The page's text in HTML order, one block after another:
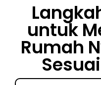
untuk
Rumah